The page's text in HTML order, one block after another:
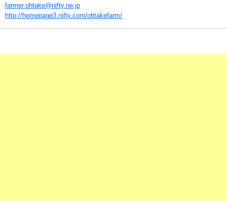
farmer.ohtake@nifty.ne.jp
http://homepage3.nifty.com/ohtakefarm/